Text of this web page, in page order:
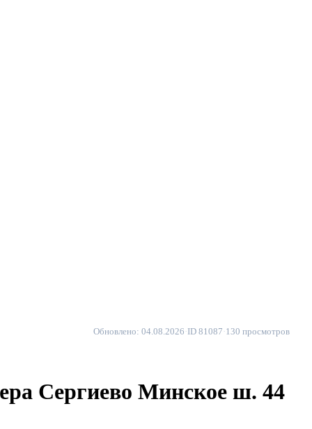
Обновлено: 04.08.2026 ·ID 81087 ·130 просмотров
Сергиево Минское ш. 44